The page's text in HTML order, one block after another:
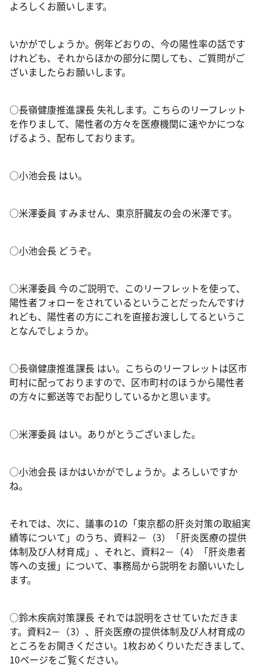
よろしくお願いします。
いかがでしょうか。例年どおりの、今の陽性率の話です
けれども、それからほかの部分に関しても、ご質問がご
ざいましたらお願いします。
○長嶺健康推進課長 失礼します。こちらのリーフレット
を作りまして、陽性者の方々を医療機関に速やかにつな
げるよう、配布しております。
○小池会長 はい。
○米澤委員 すみません、東京肝臓友の会の米澤です。
○小池会長 どうぞ。
○米澤委員 今のご説明で、このリーフレットを使って、
陽性者フォローをされているということだったんですけ
れども、陽性者の方にこれを直接お渡ししてるというこ
となんでしょうか。
○長嶺健康推進課長 はい。こちらのリーフレットは区市
町村に配っておりますので、区市町村のほうから陽性者
の方々に郵送等でお配りしているかと思います。
○米澤委員 はい。ありがとうございました。
○小池会長 ほかはいかがでしょうか。よろしいですか
ね。
それでは、次に、議事の1の「東京都の肝炎対策の取組実
績等について」のうち、資料2－（3）「肝炎医療の提供
体制及び人材育成」、それと、資料2－（4）「肝炎患者
等への支援」について、事務局から説明をお願いいたし
ます。
○鈴木疾病対策課長 それでは説明をさせていただきま
す。資料2－（3）、肝炎医療の提供体制及び人材育成の
ところをお開きください。1枚おめくりいただきまして、
10ページをご覧ください。